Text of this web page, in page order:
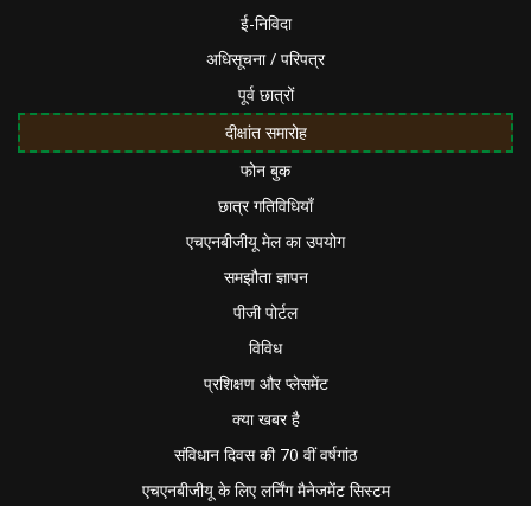
ई-निविदा
अधिसूचना / परिपत्र
पूर्व छात्रों
दीक्षांत समारोह
फोन बुक
छात्र गतिविधियाँ
एचएनबीजीयू मेल का उपयोग
समझौता ज्ञापन
पीजी पोर्टल
विविध
प्रशिक्षण और प्लेसमेंट
क्या खबर है
संविधान दिवस की 70 वीं वर्षगांठ
एचएनबीजीयू के लिए लर्निंग मैनेजमेंट सिस्टम